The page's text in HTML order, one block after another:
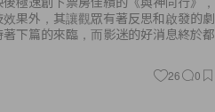
果外，其讓觀眾有著反思和啟發的劇
下篇的來臨，而影迷的好消息終於都
26 0